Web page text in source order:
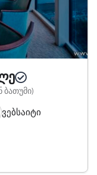
ვებსაიტი